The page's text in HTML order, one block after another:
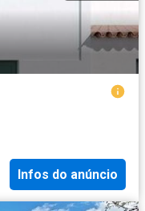
Infos do anúncio